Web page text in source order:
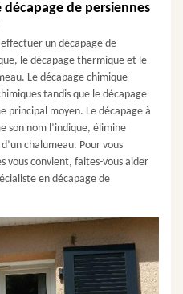
de persiennes
un décapage de
le décapage thermique et le
Le décapage chimique
tandis que le décapage
principal moyen. Le décapage à
son nom l’indique, élimine
chalumeau. Pour vous
vous convient, faites-vous aider
en décapage de